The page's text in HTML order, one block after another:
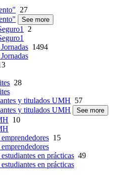
27
See more
2
1494
28
y titulados UMH 57
y titulados UMH
See more
10
15
en prácticas 49
en prácticas